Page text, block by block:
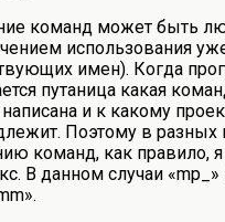
команд может быть
использования
имен). Когда
путаница какая
и к какому
Поэтому в разных
команд, как правило,
В данном случаи «mp_»